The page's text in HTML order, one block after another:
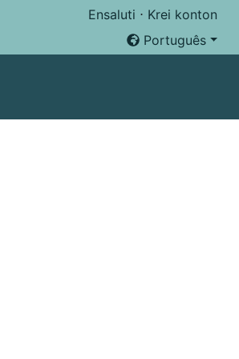
Ensaluti ⋅ Krei konton
Português